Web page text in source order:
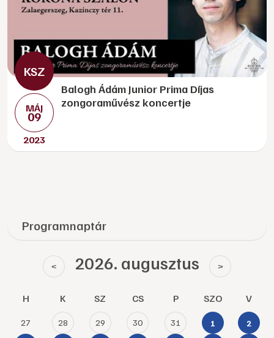
MÁJ
09
2023
Balogh Ádám Junior Prima Díjas
zongoraművész koncertje
Programnaptár
< 2026. augusztus >
H K SZ CS P SZO V
27 28 29 30 31 1 2